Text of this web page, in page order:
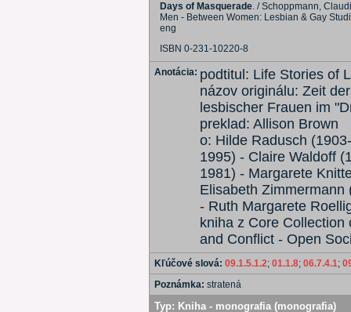
Days of Masquerade. / Schoppmann,
Men - Between Women: Lesbian & Gay
eng
ISBN 0-231-10220-8
Anotácia: podtitul: Life Stories of
názov originálu: Zeit
lesbischer Frauen im
preklad: Allison Brown
o: Hilde Radusch
1995) - Claire Waldoff
1981) - Margarete
Elisabeth
- Ruth Margarete
kniha z Core
and Conflict - Open
Kľúčové slová: 09.1.5.1.2; 01.1.8; 06.7.4.1;
Poznámka: stratená
Typ: Kniha - monografia (monografia)